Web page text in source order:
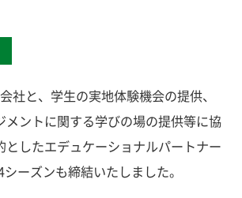
社と、学生の実地体験機会の提供、
メントに関する学びの場の提供等に協
としたエデュケーショナルパートナー
ーズンも締結いたしました。